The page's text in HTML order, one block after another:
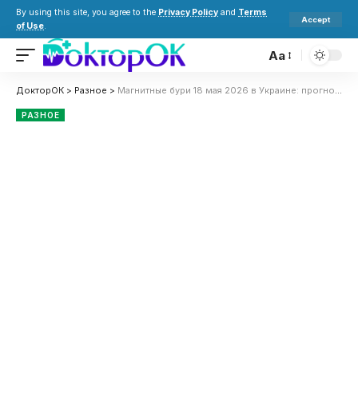
By using this site, you agree to the Privacy Policy and Terms
of Use.
Accept
Aa
ДокторОК > Разное > Магнитные бури 18 мая 2026 в Украине: прогноз солнечной активности на сегодня
РАЗНОЕ